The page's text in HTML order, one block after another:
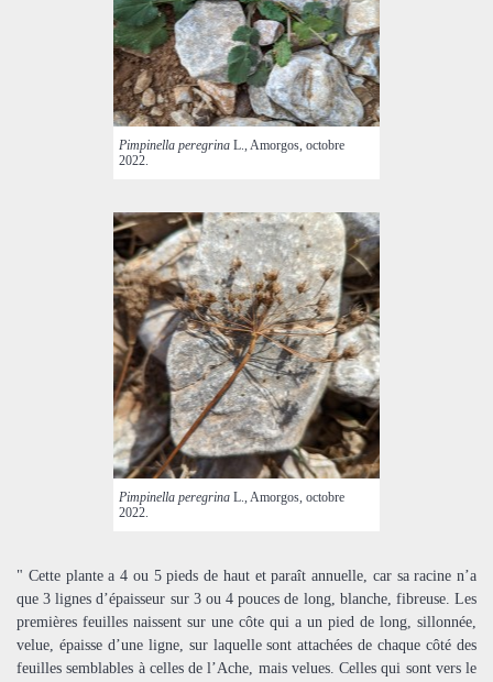
Pimpinella peregrina L., Amorgos, octobre
2022.
Pimpinella peregrina L., Amorgos, octobre
2022.
" Cette plante a 4 ou 5 pieds de haut et paraît annuelle, car sa racine n’a
que 3 lignes d’épaisseur sur 3 ou 4 pouces de long, blanche, fibreuse. Les
premières feuilles naissent sur une côte qui a un pied de long, sillonnée,
velue, épaisse d’une ligne, sur laquelle sont attachées de chaque côté des
feuilles semblables à celles de l’Ache, mais velues. Celles qui sont vers le